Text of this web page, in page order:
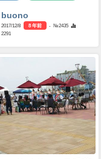
buono
2017/12/8 8 年前
- №2435
2291